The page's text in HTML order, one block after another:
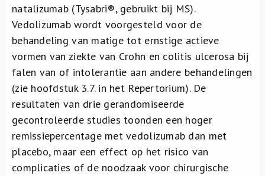
natalizumab (Tysabri®, gebruikt bij MS).
Vedolizumab wordt voorgesteld voor de
behandeling van matige tot ernstige actieve
vormen van ziekte van Crohn en colitis ulcerosa bij
falen van of intolerantie aan andere behandelingen
(zie hoofdstuk 3.7. in het Repertorium). De
resultaten van drie gerandomiseerde
gecontroleerde studies toonden een hoger
remissiepercentage met vedolizumab dan met
placebo, maar een effect op het risico van
complicaties of de noodzaak voor chirurgische